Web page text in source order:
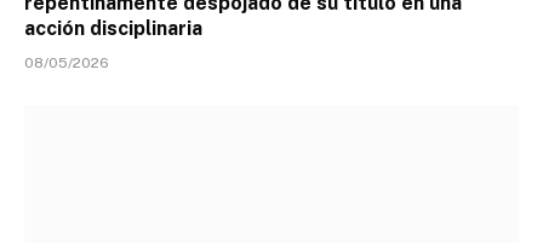
acción disciplinaria
08/05/2026